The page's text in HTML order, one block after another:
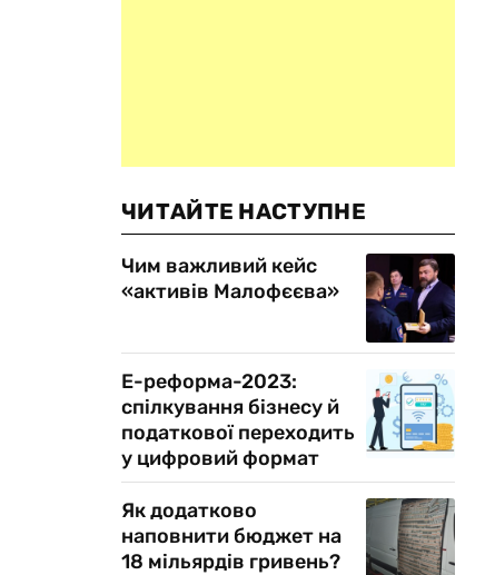
ЧИТАЙТЕ НАСТУПНЕ
Чим важливий кейс
«активів Малофєєва»
Е-реформа-2023:
спілкування бізнесу й
податкової переходить
у цифровий формат
Як додатково
наповнити бюджет на
18 мільярдів гривень?